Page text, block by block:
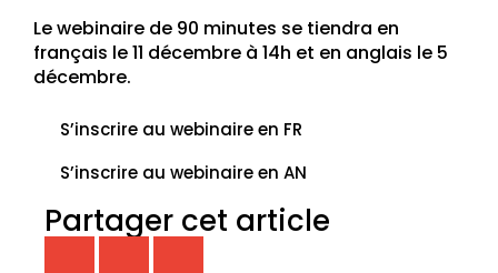
Le webinaire de 90 minutes se tiendra en
français le 11 décembre à 14h et en anglais le 5
décembre.
S’inscrire au webinaire en FR
S’inscrire au webinaire en AN
Partager cet article